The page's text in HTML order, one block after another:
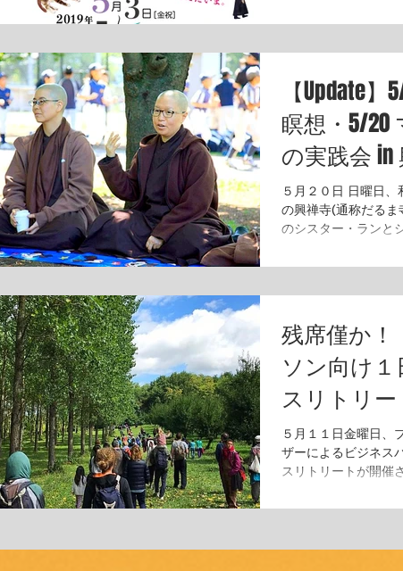
には、各プラムヴィ
【Update
瞑想・5/20
の実践会 in
５月２０日 日曜日、
の興禅寺(通称だるま
のシスター・ランと
前日の５月１９日...
残席僅か！
ソン向け
スリトリー
５月１１日金曜日、
ザーによるビジネス
スリトリートが開催
ク・ナット・ハン師